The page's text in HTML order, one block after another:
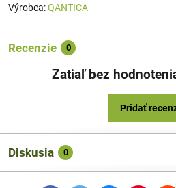
Výrobca:QANTICA
Recenzie 0
Zatiaľ bez
Pridať
Diskusia 0